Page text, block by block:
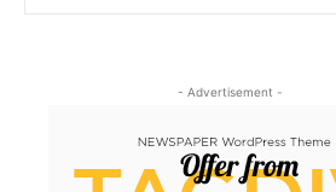
- Advertisement -